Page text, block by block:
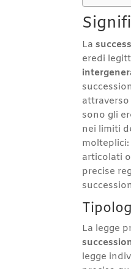
La
eredi
sono gli
nei limiti
articolati
precise
La legge
legge